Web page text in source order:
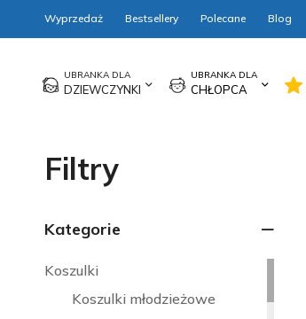
Wyprzedaż Bestsellery Polecane Blog
DZIEWCZYNKI CHŁOPCA
Filtry
Kategorie
Koszulki
Koszulki młodzieżowe